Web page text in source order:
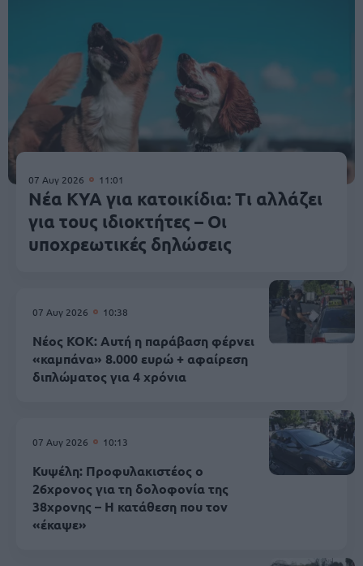
07 Αυγ 2026 11:01
Νέα ΚΥΑ για κατοικίδια: Τι αλλάζει
για τους ιδιοκτήτες – Οι
υποχρεωτικές δηλώσεις
07 Αυγ 2026 10:38
Νέος ΚΟΚ: Αυτή η παράβαση φέρνει
«καμπάνα» 8.000 ευρώ + αφαίρεση
διπλώματος για 4 χρόνια
07 Αυγ 2026 10:13
Κυψέλη: Προφυλακιστέος ο
26χρονος για τη δολοφονία της
38χρονης – Η κατάθεση που τον
«έκαψε»